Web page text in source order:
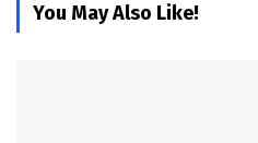
You May Also Like!